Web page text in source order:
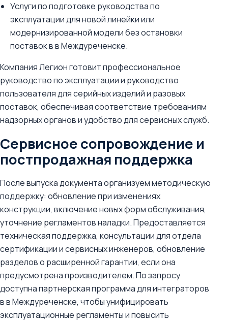
Услуги по подготовке руководства по
эксплуатации для новой линейки или
модернизированной модели без остановки
поставок в в Междуреченске.
Компания Легион готовит профессиональное
руководство по эксплуатации и руководство
пользователя для серийных изделий и разовых
поставок, обеспечивая соответствие требованиям
надзорных органов и удобство для сервисных служб.
Сервисное сопровождение и
постпродажная поддержка
После выпуска документа организуем методическую
поддержку: обновление при изменениях
конструкции, включение новых форм обслуживания,
уточнение регламентов наладки. Предоставляется
техническая поддержка, консультации для отдела
сертификации и сервисных инженеров, обновление
разделов о расширенной гарантии, если она
предусмотрена производителем. По запросу
доступна партнерская программа для интеграторов
в в Междуреченске, чтобы унифицировать
эксплуатационные регламенты и повысить